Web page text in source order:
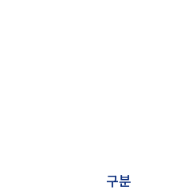
구분